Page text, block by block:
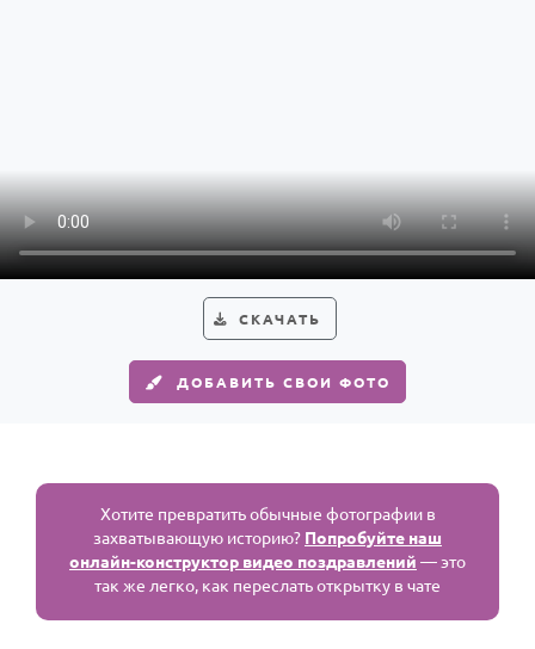
СКАЧАТЬ
ДОБАВИТЬ СВОИ ФОТО
Хотите превратить обычные фотографии в
захватывающую историю? Попробуйте наш
онлайн-конструктор видео поздравлений — это
так же легко, как переслать открытку в чате